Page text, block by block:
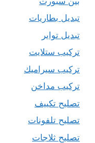
تبديل بطاريات
تبديل تواير
تركيب ستلايت
تركيب سيراميك
تركيب مداخن
تصليح تكييف
تصليح تلفونات
تصليح ثلاجات